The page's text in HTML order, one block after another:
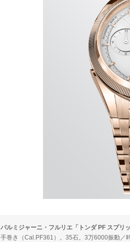
パルミジャーニ・フルリエ「トンダ PF スプリ
手巻き（Cal.PF361）。35石。3万6000振動／